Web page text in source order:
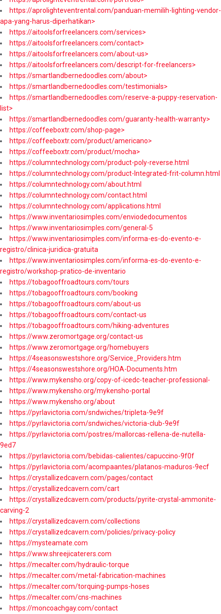
https://aprolighteventrental.com/panduan-memilih-lighting-vendor-
apa-yang-harus-diperhatikan>
https://aitoolsforfreelancers.com/services>
https://aitoolsforfreelancers.com/contact>
https://aitoolsforfreelancers.com/about-us>
https://aitoolsforfreelancers.com/descript-for-freelancers>
https://smartlandbernedoodles.com/about>
https://smartlandbernedoodles.com/testimonials>
https://smartlandbernedoodles.com/reserve-a-puppy-reservation-
list>
https://smartlandbernedoodles.com/guaranty-health-warranty>
https://coffeeboxtr.com/shop-page>
https://coffeeboxtr.com/product/americano>
https://coffeeboxtr.com/product/mocha>
https://columntechnology.com/product-poly-reverse.html
https://columntechnology.com/product-Integrated-frit-column.html
https://columntechnology.com/about.html
https://columntechnology.com/contact.html
https://columntechnology.com/applications.html
https://www.inventariosimples.com/enviodedocumentos
https://www.inventariosimples.com/general-5
https://www.inventariosimples.com/informa-es-do-evento-e-
registro/clinica-juridica-gratuita
https://www.inventariosimples.com/informa-es-do-evento-e-
registro/workshop-pratico-de-inventario
https://tobagooffroadtours.com/tours
https://tobagooffroadtours.com/booking
https://tobagooffroadtours.com/about-us
https://tobagooffroadtours.com/contact-us
https://tobagooffroadtours.com/hiking-adventures
https://www.zeromortgage.org/contact-us
https://www.zeromortgage.org/homebuyers
https://4seasonswestshore.org/Service_Providers.htm
https://4seasonswestshore.org/HOA-Documents.htm
https://www.mykensho.org/copy-of-icedc-teacher-professional-
https://www.mykensho.org/mykensho-portal
https://www.mykensho.org/about
https://pyrlavictoria.com/sndwiches/tripleta-9e9f
https://pyrlavictoria.com/sndwiches/victoria-club-9e9f
https://pyrlavictoria.com/postres/mallorcas-rellena-de-nutella-
9ed7
https://pyrlavictoria.com/bebidas-calientes/capuccino-9f0f
https://pyrlavictoria.com/acompaantes/platanos-maduros-9ecf
https://crystallizedcavern.com/pages/contact
https://crystallizedcavern.com/cart
https://crystallizedcavern.com/products/pyrite-crystal-ammonite-
carving-2
https://crystallizedcavern.com/collections
https://crystallizedcavern.com/policies/privacy-policy
https://mysteamate.com
https://www.shreejicaterers.com
https://mecalter.com/hydraulic-torque
https://mecalter.com/metal-fabrication-machines
https://mecalter.com/torquing-pumps-hoses
https://mecalter.com/cns-machines
https://moncoachgay.com/contact